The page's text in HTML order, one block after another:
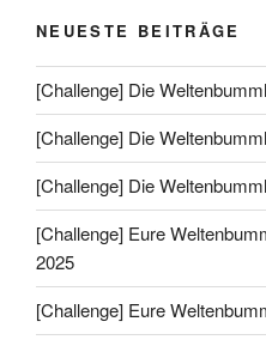
NEUESTE BEITRÄGE
[Challenge] Die
[Challenge] Die
[Challenge] Die
[Challenge] Eure
2025
[Challenge] Eure